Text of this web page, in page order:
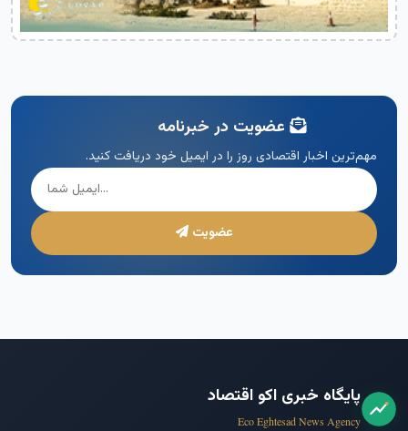
عضویت در خبرنامه
مهم‌ترین اخبار اقتصادی روز را در ایمیل خود دریافت کنید.
عضویت
پایگاه خبری اکو اقتصاد
Eco Eghtesad News Agency